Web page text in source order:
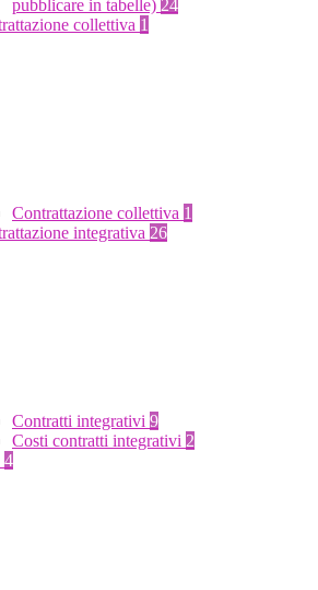
pubblicare in tabelle) 24
collettiva 1
Contrattazione collettiva 1
integrativa 26
Contratti integrativi 9
Costi contratti integrativi 2
4